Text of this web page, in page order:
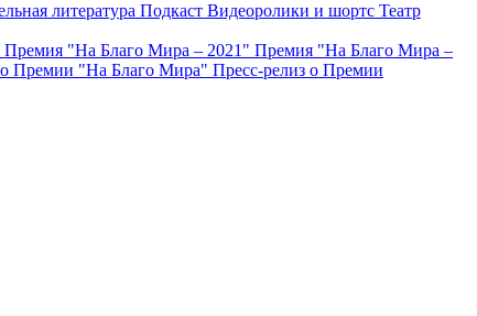
литература Подкаст Видеоролики и шортс Театр
Премия "На Благо Мира – 2021" Премия "На Благо Мира –
Премии "На Благо Мира" Пресс-релиз о Премии